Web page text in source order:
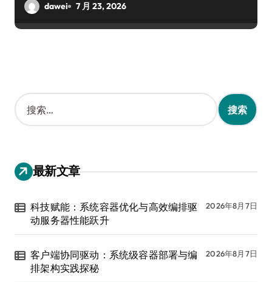
dawei 7 月 23, 2026
搜
索
：
最新文章
科技赋能：系统容器优化与高效编排驱
动服务器性能跃升
2026年8月7日
客户端协同驱动：系统级容器部署与编
排架构实践探秘
2026年8月7日